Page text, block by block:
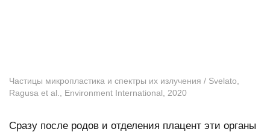
Частицы микропластика и спектры их излучения / Svelato,
Ragusa et al., Environment International , 2020
Сразу после родов и отделения плацент эти органы